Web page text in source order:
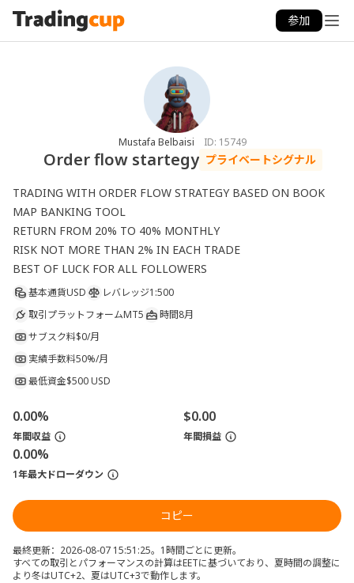
参加
Mustafa Belbaisi ID: 15749
Order flow startegy プライベートシグナル
TRADING WITH ORDER FLOW STRATEGY BASED ON BOOK
MAP BANKING TOOL
RETURN FROM 20% TO 40% MONTHLY
RISK NOT MORE THAN 2% IN EACH TRADE
BEST OF LUCK FOR ALL FOLLOWERS
基本通貨USD レバレッジ1:500
取引プラットフォームMT5 時間8月
サブスク料$0/月
実績手数料50%/月
最低資金$500 USD
0.00%
年間収益
$0.00
年間損益
0.00%
1年最大ドローダウン
コピー
最終更新：2026-08-07 15:51:25。1時間ごとに更新。
すべての取引とパフォーマンスの計算はEETに基づいており、夏時間の調整に
より冬はUTC+2、夏はUTC+3で動作します。